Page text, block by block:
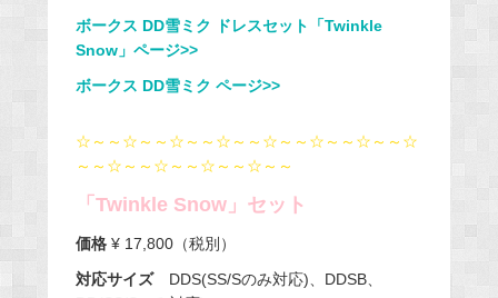
ボークス DD雪ミク ドレスセット「Twinkle
Snow」ページ>>
ボークス DD雪ミク ページ>>
☆～～☆～～☆～～☆～～☆～～☆～～☆～～☆
～～☆～～☆～～☆～～☆～～
「Twinkle Snow」セット
価格¥ 17,800（税別）
対応サイズDDS(SS/Sのみ対応)、DDSB、